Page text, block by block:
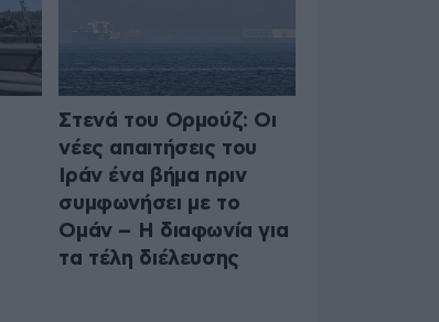
Στενά του Ορμούζ: Οι
νέες απαιτήσεις του
Ιράν ένα βήμα πριν
συμφωνήσει με το
Ομάν – Η διαφωνία για
τα τέλη διέλευσης